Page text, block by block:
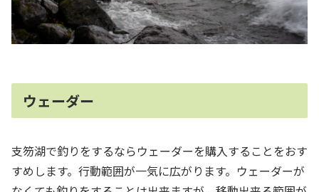
ウェーダー
支笏湖で釣りをするならウェーダーを購入することをおす
すめします。行動範囲が一気に広がります。ウェーダーが